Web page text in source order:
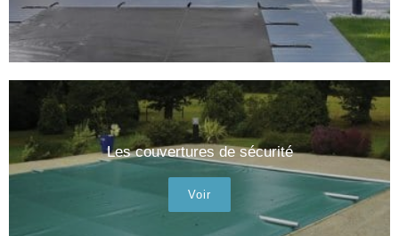
Les couvertures de sécurité
Voir